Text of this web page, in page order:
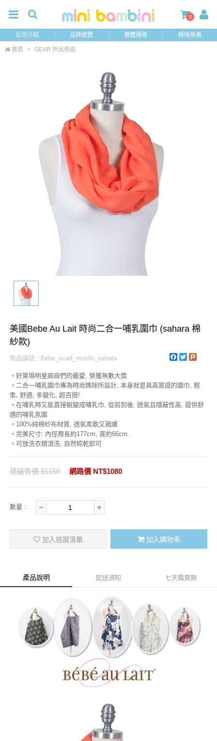
0
公司介紹 品牌總覽 實體通路 媽咪推薦
首頁 > GEAR 外出用品
美國Bebe Au Lait 時尚二合一哺乳圍巾 (sahara 棉
紗款)
Facebook
Twitter
商品編號 : Bebe_scarf_muslin_sahara
。好萊塢明星麻麻們的最愛, 榮獲無數大獎
。二合一哺乳圍巾專為時尚媽咪所設計, 本身就是具高質感的圍巾, 輕
柔, 舒適, 多變化, 超百搭!
。在哺乳時又能直接蛻變成哺乳巾, 從前到後, 透氣且隱蔽性高, 提供舒
適的哺乳氛圍
。100%純棉紗布材質, 透氣柔軟又親膚
。完美尺寸: 內徑周長約177cm, 寬約66cm.
。可放洗衣精清洗, 自然晾乾即可
建議售價 $1150 網路價 NT$1080
數量 :
加入追蹤清單 加入購物車
產品說明 配送須知 七天鑑賞期